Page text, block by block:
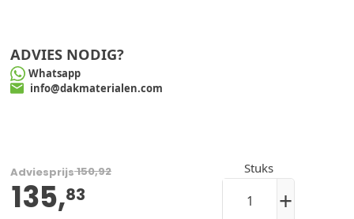
ADVIES NODIG?
Whatsapp
info@dakmaterialen.com
Adviesprijs150,92
135,83
Stuks
+